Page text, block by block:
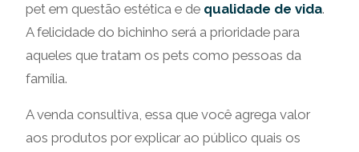
pet em questão estética e de qualidade de vida.
A felicidade do bichinho será a prioridade para
aqueles que tratam os pets como pessoas da
família.
A venda consultiva, essa que você agrega valor
aos produtos por explicar ao público quais os